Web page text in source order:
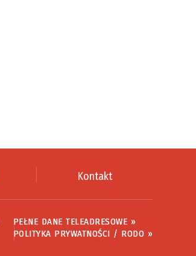
Kontakt
PEŁNE DANE TELEADRESOWE »
POLITYKA PRYWATNOŚCI / RODO »